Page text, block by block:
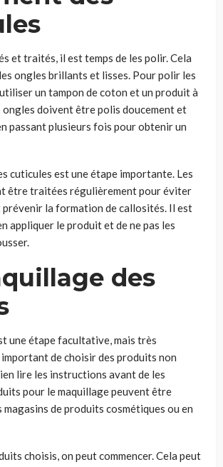
et traités, il est temps de les polir. Cela
ongles brillants et lisses. Pour polir les
un tampon de coton et un produit à
ongles doivent être polis doucement et
passant plusieurs fois pour obtenir un
cuticules est une étape importante. Les
être traitées régulièrement pour éviter
la formation de callosités. Il est
appliquer le produit et de ne pas les
des
une étape facultative, mais très
de choisir des produits non
lire les instructions avant de les
pour le maquillage peuvent être
de produits cosmétiques ou en
choisis, on peut commencer. Cela peut